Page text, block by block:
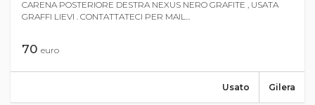
CARENA POSTERIORE DESTRA NEXUS NERO GRAFITE , USATA
GRAFFI LIEVI . CONTATTATECI PER MAIL...
70 euro
Gilera
Usato